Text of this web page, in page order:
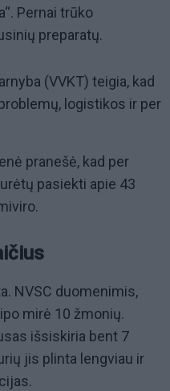
Pernai trūko
preparatų.
(VVKT) teigia, kad
logistikos ir per
pranešė, kad per
pasiekti apie 43
NVSC duomenimis,
mirė 10 žmonių.
išsiskiria bent 7
jis plinta lengviau ir